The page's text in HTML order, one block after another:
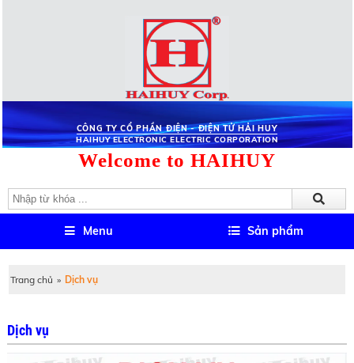
CÔNG TY CỔ PHẦN ĐIỆN - ĐIỆN TỬ HẢI HUY
HAIHUY ELECTRONIC ELECTRIC CORPORATION
Welcome to HAIHUY
Menu Sản phẩm
Trang chủ » Dịch vụ
Dịch vụ